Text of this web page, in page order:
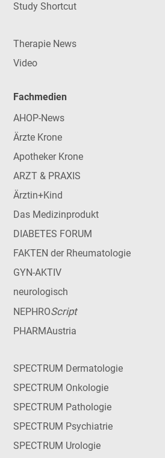
Study Shortcut
Therapie News
Video
Fachmedien
AHOP-News
Ärzte Krone
Apotheker Krone
ARZT & PRAXIS
Ärztin+Kind
Das Medizinprodukt
DIABETES FORUM
FAKTEN der Rheumatologie
GYN-AKTIV
neurologisch
NEPHROScript
PHARMAustria
SPECTRUM Dermatologie
SPECTRUM Onkologie
SPECTRUM Pathologie
SPECTRUM Psychiatrie
SPECTRUM Urologie